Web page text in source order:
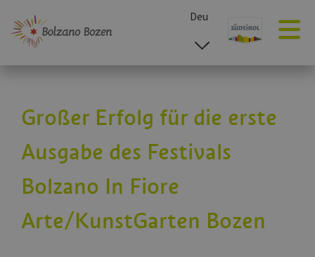
Deu
esp
ita
Großer Erfolg für die erste
Ausgabe des Festivals
Bolzano In Fiore
Arte/KunstGarten Bozen